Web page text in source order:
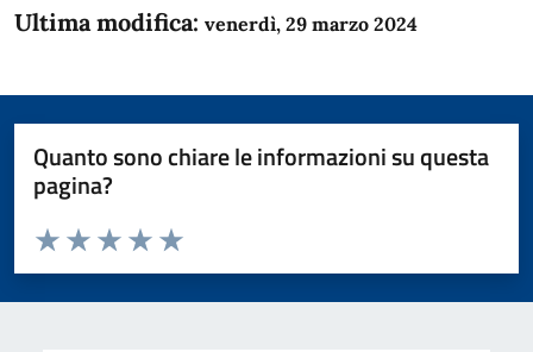
Ultima modifica: venerdì, 29 marzo 2024
Quanto sono chiare le informazioni su questa
pagina?
Domanda
Valuta da 1 a 5 stelle la pagina
Valuta 5 stelle su 5
Valuta 4 stelle su 5
Valuta 3 stelle su 5
Valuta 2 stelle su 5
Valuta 1 stelle su 5